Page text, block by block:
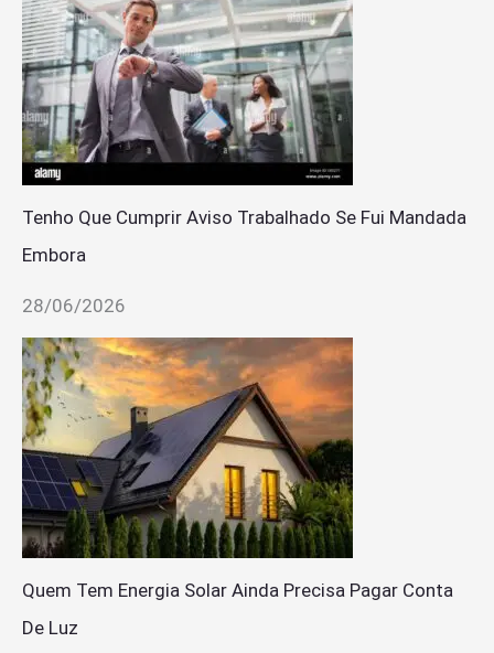
Tenho Que Cumprir Aviso Trabalhado Se Fui Mandada
Embora
28/06/2026
Quem Tem Energia Solar Ainda Precisa Pagar Conta
De Luz